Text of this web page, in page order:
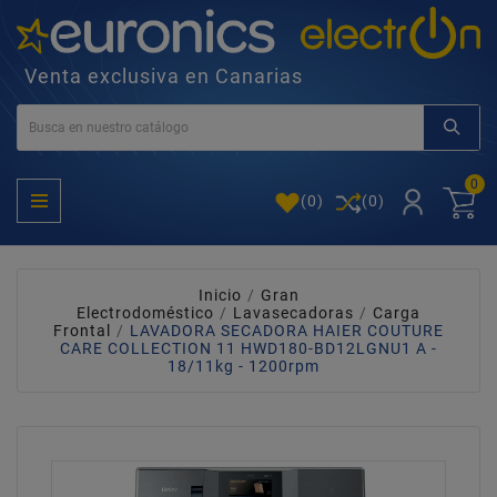
Venta exclusiva en Canarias
(0) (0)
0
Inicio
Gran
Electrodoméstico
Lavasecadoras
Carga
Frontal
LAVADORA SECADORA HAIER COUTURE
CARE COLLECTION 11 HWD180-BD12LGNU1 A -
18/11kg - 1200rpm